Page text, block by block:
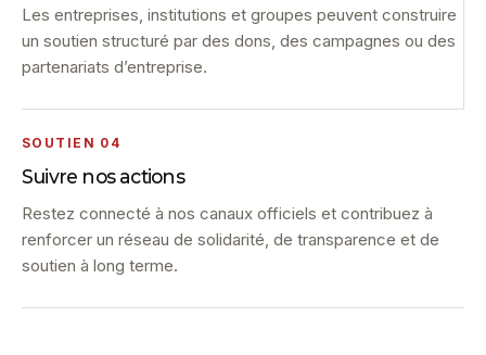
Les entreprises, institutions et groupes peuvent construire
un soutien structuré par des dons, des campagnes ou des
partenariats d’entreprise.
SOUTIEN 04
Suivre nos actions
Restez connecté à nos canaux officiels et contribuez à
renforcer un réseau de solidarité, de transparence et de
soutien à long terme.